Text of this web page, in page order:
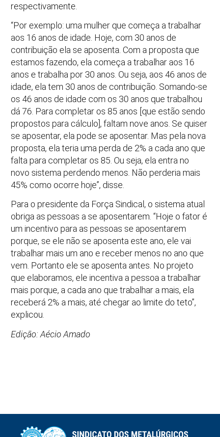
respectivamente.
“Por exemplo: uma mulher que começa a trabalhar
aos 16 anos de idade. Hoje, com 30 anos de
contribuição ela se aposenta. Com a proposta que
estamos fazendo, ela começa a trabalhar aos 16
anos e trabalha por 30 anos. Ou seja, aos 46 anos de
idade, ela tem 30 anos de contribuição. Somando-se
os 46 anos de idade com os 30 anos que trabalhou
dá 76. Para completar os 85 anos [que estão sendo
propostos para cálculo], faltam nove anos. Se quiser
se aposentar, ela pode se aposentar. Mas pela nova
proposta, ela teria uma perda de 2% a cada ano que
falta para completar os 85. Ou seja, ela entra no
novo sistema perdendo menos. Não perderia mais
45% como ocorre hoje”, disse.
Para o presidente da Força Sindical, o sistema atual
obriga as pessoas a se aposentarem. “Hoje o fator é
um incentivo para as pessoas se aposentarem
porque, se ele não se aposenta este ano, ele vai
trabalhar mais um ano e receber menos no ano que
vem. Portanto ele se aposenta antes. No projeto
que elaboramos, ele incentiva a pessoa a trabalhar
mais porque, a cada ano que trabalhar a mais, ela
receberá 2% a mais, até chegar ao limite do teto”,
explicou.
Edição: Aécio Amado